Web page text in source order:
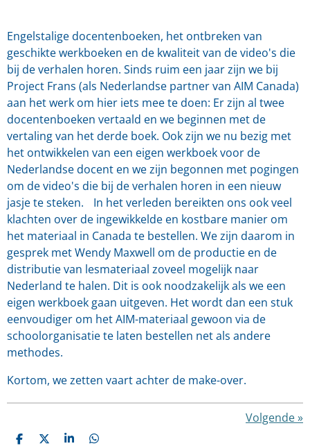
Engelstalige docentenboeken, het ontbreken van
geschikte werkboeken en de kwaliteit van de video's die
bij de verhalen horen. Sinds ruim een jaar zijn we bij
Project Frans (als Nederlandse partner van AIM Canada)
aan het werk om hier iets mee te doen: Er zijn al twee
docentenboeken vertaald en we beginnen met de
vertaling van het derde boek. Ook zijn we nu bezig met
het ontwikkelen van een eigen werkboek voor de
Nederlandse docent en we zijn begonnen met pogingen
om de video's die bij de verhalen horen in een nieuw
jasje te steken. In het verleden bereikten ons ook veel
klachten over de ingewikkelde en kostbare manier om
het materiaal in Canada te bestellen. We zijn daarom in
gesprek met Wendy Maxwell om de productie en de
distributie van lesmateriaal zoveel mogelijk naar
Nederland te halen. Dit is ook noodzakelijk als we een
eigen werkboek gaan uitgeven. Het wordt dan een stuk
eenvoudiger om het AIM-materiaal gewoon via de
schoolorganisatie te laten bestellen net als andere
methodes.
Kortom, we zetten vaart achter de make-over.
Volgende»
D
D
S
D